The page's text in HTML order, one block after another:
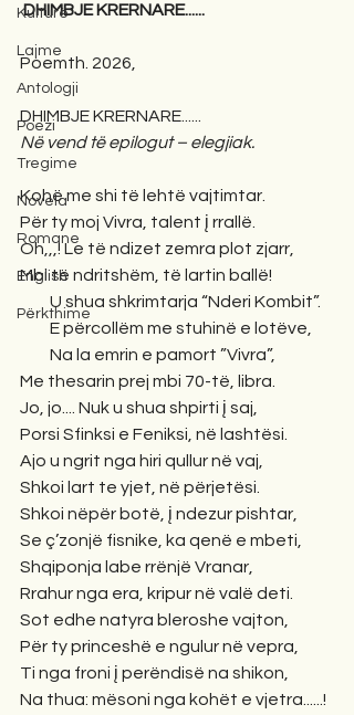
Kulturë
Lajme
Antologji
Poezi
Tregime
Novela
Romane
English
Përkthime
DHIMBJE KRERNARE......
Poemth. 2026,
DHIMBJE KRERNARE......
Në vend të epilogut – elegjiak.
Kohë me shi të lehtë vajtimtar.
Për ty moj Vivra, talent į rrallë.
Oh,,,! Le të ndizet zemra plot zjarr,
Mbi të ndritshëm, të lartin ballë!
U shua shkrimtarja “Nderi Kombit”.
E përcollëm me stuhinë e lotëve,
Na la emrin e pamort ”Vivra”,
Me thesarin prej mbi 70-të, libra.
Jo, jo.... Nuk u shua shpirti į saj,
Porsi Sfinksi e Feniksi, në lashtësi.
Ajo u ngrit nga hiri qullur në vaj,
Shkoi lart te yjet, në përjetësi.
Shkoi nëpër botë, į ndezur pishtar,
Se ç’zonjë fisnike, ka qenë e mbeti,
Shqiponja labe rrënjë Vranar,
Rrahur nga era, kripur në valë deti.
Sot edhe natyra bleroshe vajton,
Për ty princeshë e ngulur në vepra,
Ti nga froni į perëndisë na shikon,
Na thua: mësoni nga kohët e vjetra......!